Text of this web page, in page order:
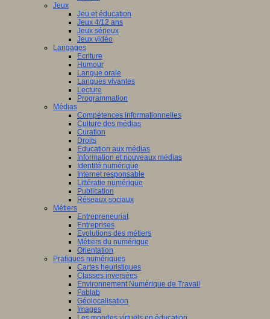
Jeux
Jeu et éducation
Jeux 4/12 ans
Jeux sérieux
Jeux vidéo
Langages
Ecriture
Humour
Langue orale
Langues vivantes
Lecture
Programmation
Médias
Compétences informationnelles
Culture des médias
Curation
Droits
Education aux médias
Information et nouveaux médias
Identité numérique
Internet responsable
Littératie numérique
Publication
Réseaux sociaux
Métiers
Entrepreneuriat
Entreprises
Evolutions des métiers
Métiers du numérique
Orientation
Pratiques numériques
Cartes heuristiques
Classes inversées
Environnement Numérique de Travail
Fablab
Géolocalisation
Images